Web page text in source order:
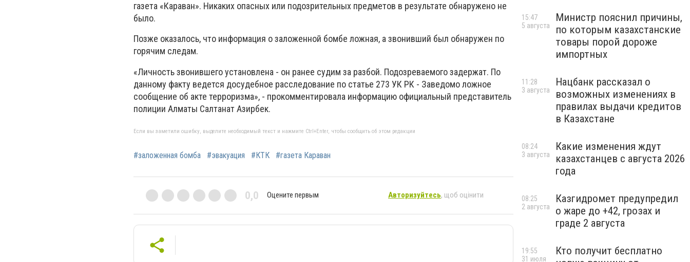
газета «Караван». Никаких опасных или подозрительных предметов в результате обнаружено не
было.
Позже оказалось, что информация о заложенной бомбе ложная, а звонивший был обнаружен по
горячим следам.
«Личность звонившего установлена - он ранее судим за разбой. Подозреваемого задержат. По
данному факту ведется досудебное расследование по статье 273 УК РК - Заведомо ложное
сообщение об акте терроризма», - прокомментировала информацию официальный представитель
полиции Алматы Салтанат Азирбек.
Если вы заметили ошибку, выделите необходимый текст и нажмите Ctrl+Enter, чтобы сообщить об этом редакции
#заложенная бомба #эвакуация #КТК #газета Караван
0,0 Оцените первым Авторизуйтесь, щоб оцінити
Министр пояснил причины,
по которым казахстанские
товары порой дороже
импортных
15:47
5 августа
Нацбанк рассказал о
возможных изменениях в
правилах выдачи кредитов
в Казахстане
11:28
3 августа
Какие изменения ждут
казахстанцев с августа 2026
года
08:24
3 августа
Казгидромет предупредил
о жаре до +42, грозах и
граде 2 августа
08:25
2 августа
Кто получит бесплатно
19:55
31 июля